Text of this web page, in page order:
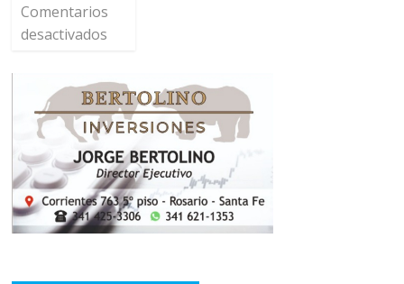
Comentarios
desactivados